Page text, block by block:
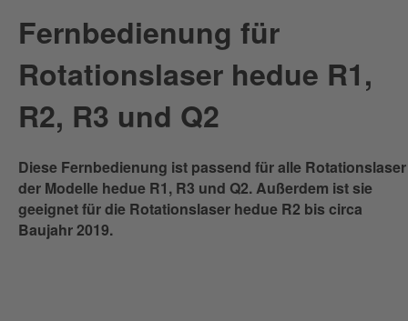
Fernbedienung für
Rotationslaser hedue R1,
R2, R3 und Q2
Diese Fernbedienung ist passend für alle Rotationslaser
der Modelle hedue R1, R3 und Q2. Außerdem ist sie
geeignet für die Rotationslaser hedue R2 bis circa
Baujahr 2019.